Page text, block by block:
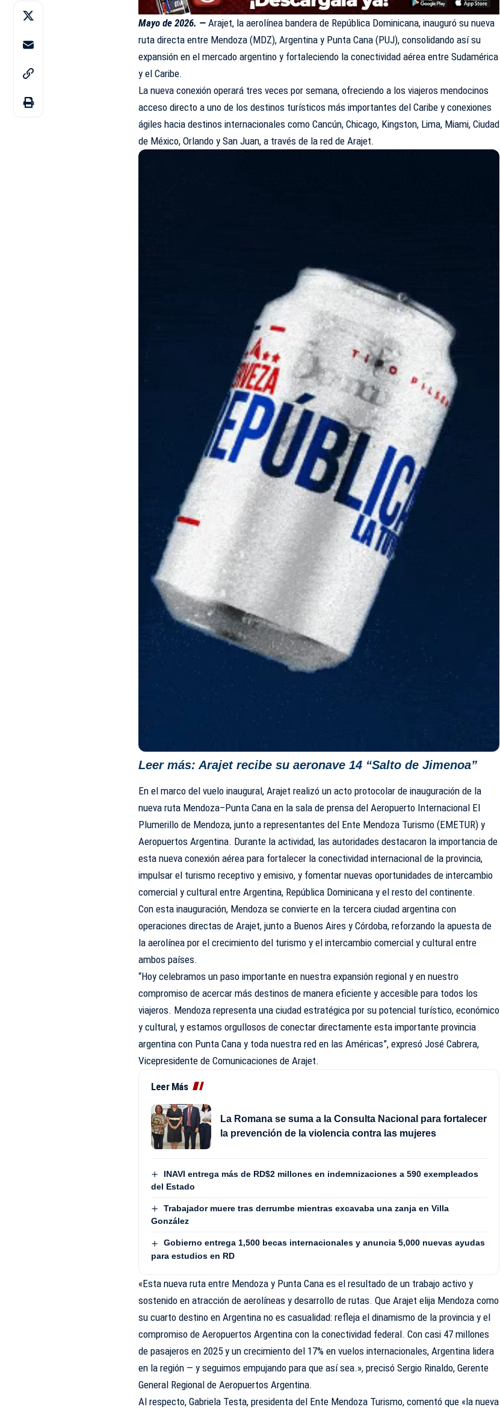
Mayo de 2026. —Arajet, la aerolínea bandera de República Dominicana, inauguró su nueva
ruta directa entre Mendoza (MDZ), Argentina y Punta Cana (PUJ), consolidando así su
expansión en el mercado argentino y fortaleciendo la conectividad aérea entre Sudamérica
y el Caribe.
La nueva conexión operará tres veces por semana, ofreciendo a los viajeros mendocinos
acceso directo a uno de los destinos turísticos más importantes del Caribe y conexiones
ágiles hacia destinos internacionales como Cancún, Chicago, Kingston, Lima, Miami, Ciudad
de México, Orlando y San Juan, a través de la red deArajet.
Leer más:Arajet recibe su aeronave 14 “Salto de Jimenoa”
En el marco del vuelo inaugural, Arajet realizó un acto protocolar de inauguración de la
nueva ruta Mendoza–Punta Cana en la sala de prensa del Aeropuerto Internacional El
Plumerillo de Mendoza, junto a representantes del Ente Mendoza Turismo (EMETUR) y
Aeropuertos Argentina. Durante la actividad, las autoridades destacaron la importancia de
esta nueva conexión aérea para fortalecer la conectividad internacional de la provincia,
impulsar el turismo receptivo y emisivo, y fomentar nuevas oportunidades de intercambio
comercial y cultural entre Argentina, República Dominicana y el resto del continente.
Con esta inauguración, Mendoza se convierte en la tercera ciudad argentina con
operaciones directas de Arajet, junto a Buenos Aires y Córdoba, reforzando la apuesta de
la aerolínea por el crecimiento del turismo y el intercambio comercial y cultural entre
ambos países.
“Hoy celebramos un paso importante en nuestra expansión regional y en nuestro
compromiso de acercar más destinos de manera eficiente y accesible para todos los
viajeros. Mendoza representa una ciudad estratégica por su potencial turístico, económico
y cultural, y estamos orgullosos de conectar directamente esta importante provincia
argentina con Punta Cana y toda nuestra red en las Américas”, expresó José Cabrera,
Vicepresidente de Comunicaciones de Arajet.
Leer Más
La Romana se suma a la Consulta Nacional para fortalecer
la prevención de la violencia contra las mujeres
INAVI entrega más de RD$2 millones en indemnizaciones a 590 exempleados
del Estado
Trabajador muere tras derrumbe mientras excavaba una zanja en Villa
González
Gobierno entrega 1,500 becas internacionales y anuncia 5,000 nuevas ayudas
para estudios en RD
«Esta nueva ruta entre Mendoza y Punta Cana es el resultado de un trabajo activo y
sostenido en atracción de aerolíneas y desarrollo de rutas. Que Arajet elija Mendoza como
su cuarto destino en Argentina no es casualidad: refleja el dinamismo de la provincia y el
compromiso de Aeropuertos Argentina con la conectividad federal. Con casi 47 millones
de pasajeros en 2025 y un crecimiento del 17% en vuelos internacionales, Argentina lidera
en la región — y seguimos empujando para que así sea.», precisó Sergio Rinaldo, Gerente
General Regional de Aeropuertos Argentina.
Al respecto, Gabriela Testa, presidenta del Ente Mendoza Turismo, comentó que «la nueva